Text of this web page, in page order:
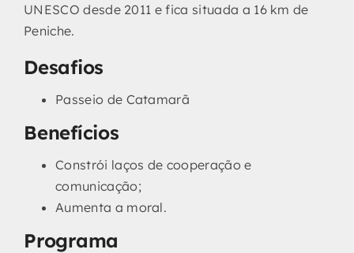
UNESCO desde 2011 e fica situada a 16 km de
Peniche.
Desafios
Passeio de Catamarã
Benefícios
Constrói laços de cooperação e
comunicação;
Aumenta a moral.
Programa